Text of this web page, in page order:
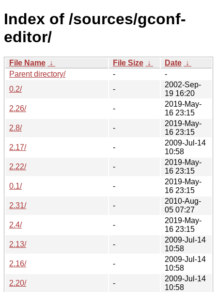
Index of /sources/gconf-
editor/
File Name ↓ File Size ↓ Date ↓
Parent directory/
-
-
0.2/
-
2002-Sep-
19 16:20
2.26/
-
2019-May-
16 23:15
2.8/
-
2019-May-
16 23:15
2.17/
-
2009-Jul-14
10:58
2.22/
-
2019-May-
16 23:15
0.1/
-
2019-May-
16 23:15
2.31/
-
2010-Aug-
05 07:27
2.4/
-
2019-May-
16 23:15
2.13/
-
2009-Jul-14
10:58
2.16/
-
2009-Jul-14
10:58
2.20/
-
2009-Jul-14
10:58